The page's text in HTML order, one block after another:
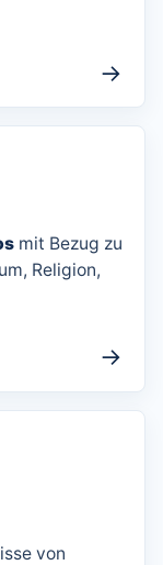
→
mit Bezug zu
Religion,
→
von